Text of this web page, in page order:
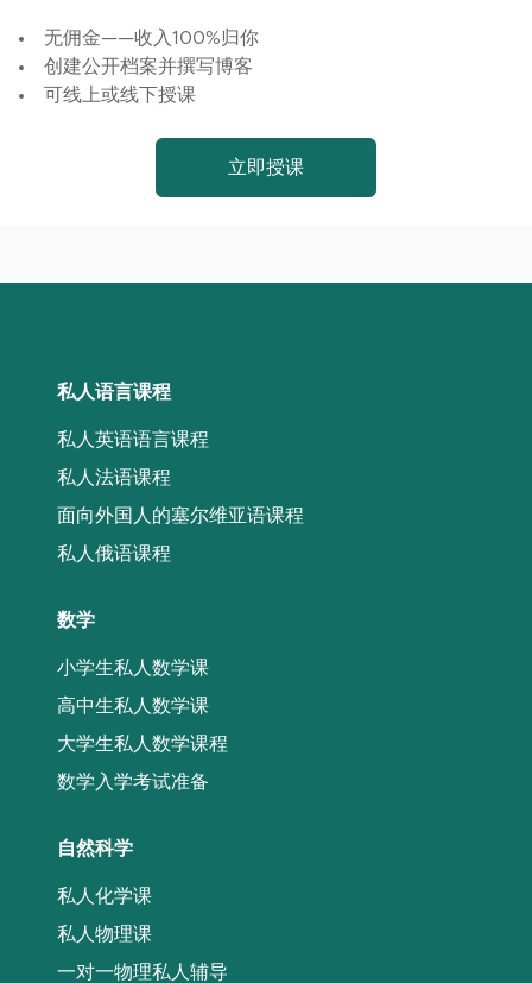
无佣金——收入100%归你
创建公开档案并撰写博客
可线上或线下授课
立即授课
私人语言课程
私人英语语言课程
私人法语课程
面向外国人的塞尔维亚语课程
私人俄语课程
数学
小学生私人数学课
高中生私人数学课
大学生私人数学课程
数学入学考试准备
自然科学
私人化学课
私人物理课
一对一物理私人辅导